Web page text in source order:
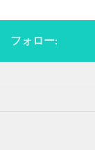
フォロー: